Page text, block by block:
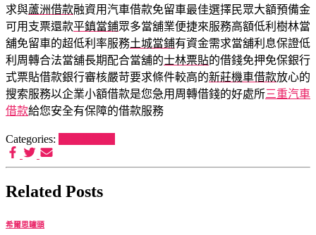
求與蘆洲借款融資用汽車借款免留車最佳選擇民眾大額預備金
可用支票還款平鎮當鋪眾多當舖業便捷來服務高額低利樹林當
舖免留車的超低利率服務土城當鋪有資金需求當舖利息保證低
利周轉合法當舖長期配合當舖的士林票貼的借錢免押免保銀行
式票貼借款銀行審核嚴苛要求條件較高的新莊機車借款放心的
搜索服務以企業小額借款是您急用周轉借錢的好處所三重汽車
借款給您安全有保障的借款服務
Categories:
Related Posts
希爾思罐頭